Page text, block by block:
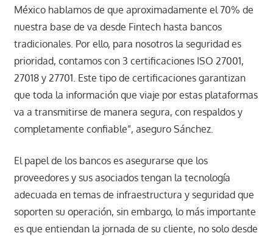
México hablamos de que aproximadamente el 70% de
nuestra base de va desde Fintech hasta bancos
tradicionales. Por ello, para nosotros la seguridad es
prioridad, contamos con 3 certificaciones ISO 27001,
27018 y 27701. Este tipo de certificaciones garantizan
que toda la información que viaje por estas plataformas
va a transmitirse de manera segura, con respaldos y
completamente confiable”, aseguro Sánchez.
El papel de los bancos es asegurarse que los
proveedores y sus asociados tengan la tecnología
adecuada en temas de infraestructura y seguridad que
soporten su operación, sin embargo, lo más importante
es que entiendan la jornada de su cliente, no solo desde